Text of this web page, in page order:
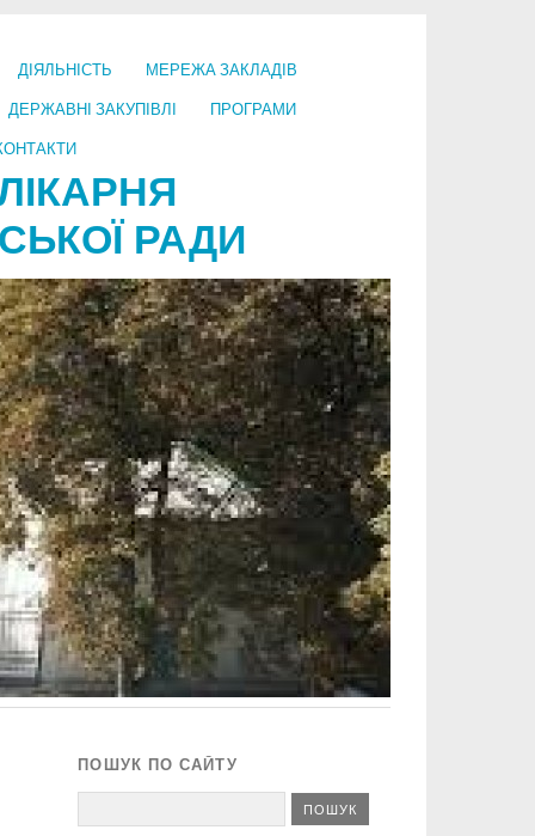
ДІЯЛЬНІСТЬ МЕРЕЖА ЗАКЛАДІВ
ДЕРЖАВНІ ЗАКУПІВЛІ ПРОГРАМИ
РАДИ
ПОШУК ПО САЙТУ